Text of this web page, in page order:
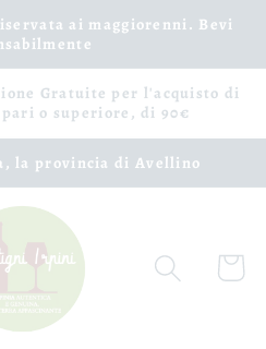
ai maggiorenni. Bevi
Gratuite per l'acquisto di
o superiore, di 90€
la provincia di Avellino
Carrito